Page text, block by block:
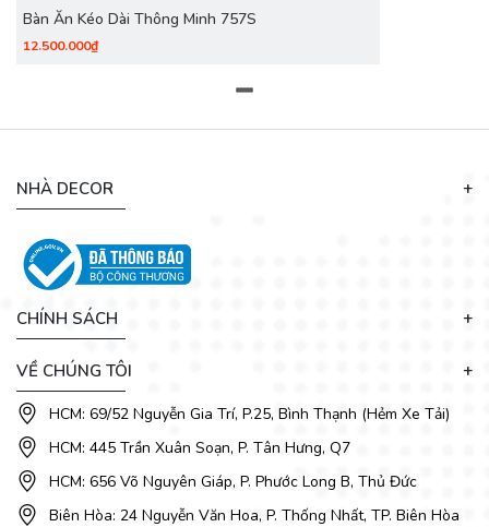
thể kéo dài mặt bàn về 2 phía, tăng thêm không gian ngồi.
Chính vì thế, bạn có thể dễ dàng xếp thêm ghế ngồi khi có
khách ghé thăm nhà.
Bàn Ăn Kéo Dài Thông Minh 757S
12.500.000₫
NHÀ DECOR
CHÍNH SÁCH
VỀ CHÚNG TÔI
HCM: 69/52 Nguyễn Gia Trí, P.25, Bình Thạnh (Hẻm Xe Tải)
HCM: 445 Trần Xuân Soạn, P. Tân Hưng, Q7
HCM: 656 Võ Nguyên Giáp, P. Phước Long B, Thủ Đức
Biên Hòa: 24 Nguyễn Văn Hoa, P. Thống Nhất, TP. Biên Hòa